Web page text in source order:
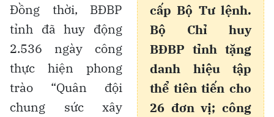
cấp Bộ Tư lệnh.
Bộ Chỉ huy
BĐBP tỉnh tặng
danh hiệu tập
thể tiên tiến cho
26 đơn vị; công
Đồng thời, BĐBP
tỉnh đã huy động
2.536 ngày công
thực hiện phong
trào “Quân đội
chung sức xây